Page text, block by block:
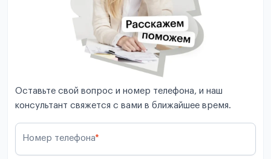
Оставьте свой вопрос и номер телефона, и наш
консультант свяжется с вами в ближайшее время.
Номер телефона*